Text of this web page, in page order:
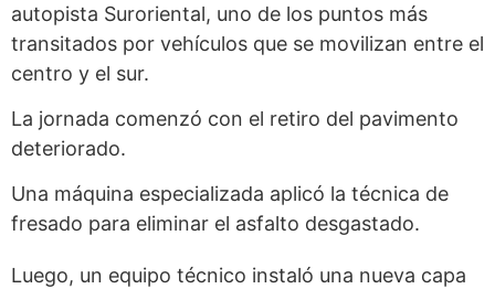
autopista Suroriental, uno de los puntos más
transitados por vehículos que se movilizan entre el
centro y el sur.
La jornada comenzó con el retiro del pavimento
deteriorado.
Una máquina especializada aplicó la técnica de
fresado para eliminar el asfalto desgastado.
Luego, un equipo técnico instaló una nueva capa